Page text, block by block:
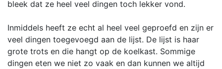
bleek dat ze heel veel dingen toch lekker vond.
Inmiddels heeft ze echt al heel veel geproefd en zijn er
veel dingen toegevoegd aan de lijst. De lijst is haar
grote trots en die hangt op de koelkast. Sommige
dingen eten we niet zo vaak en dan kunnen we altijd